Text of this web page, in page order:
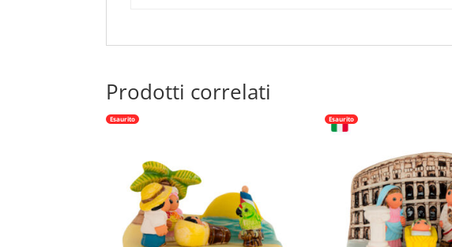
Prodotti correlati
Esaurito Esaurito